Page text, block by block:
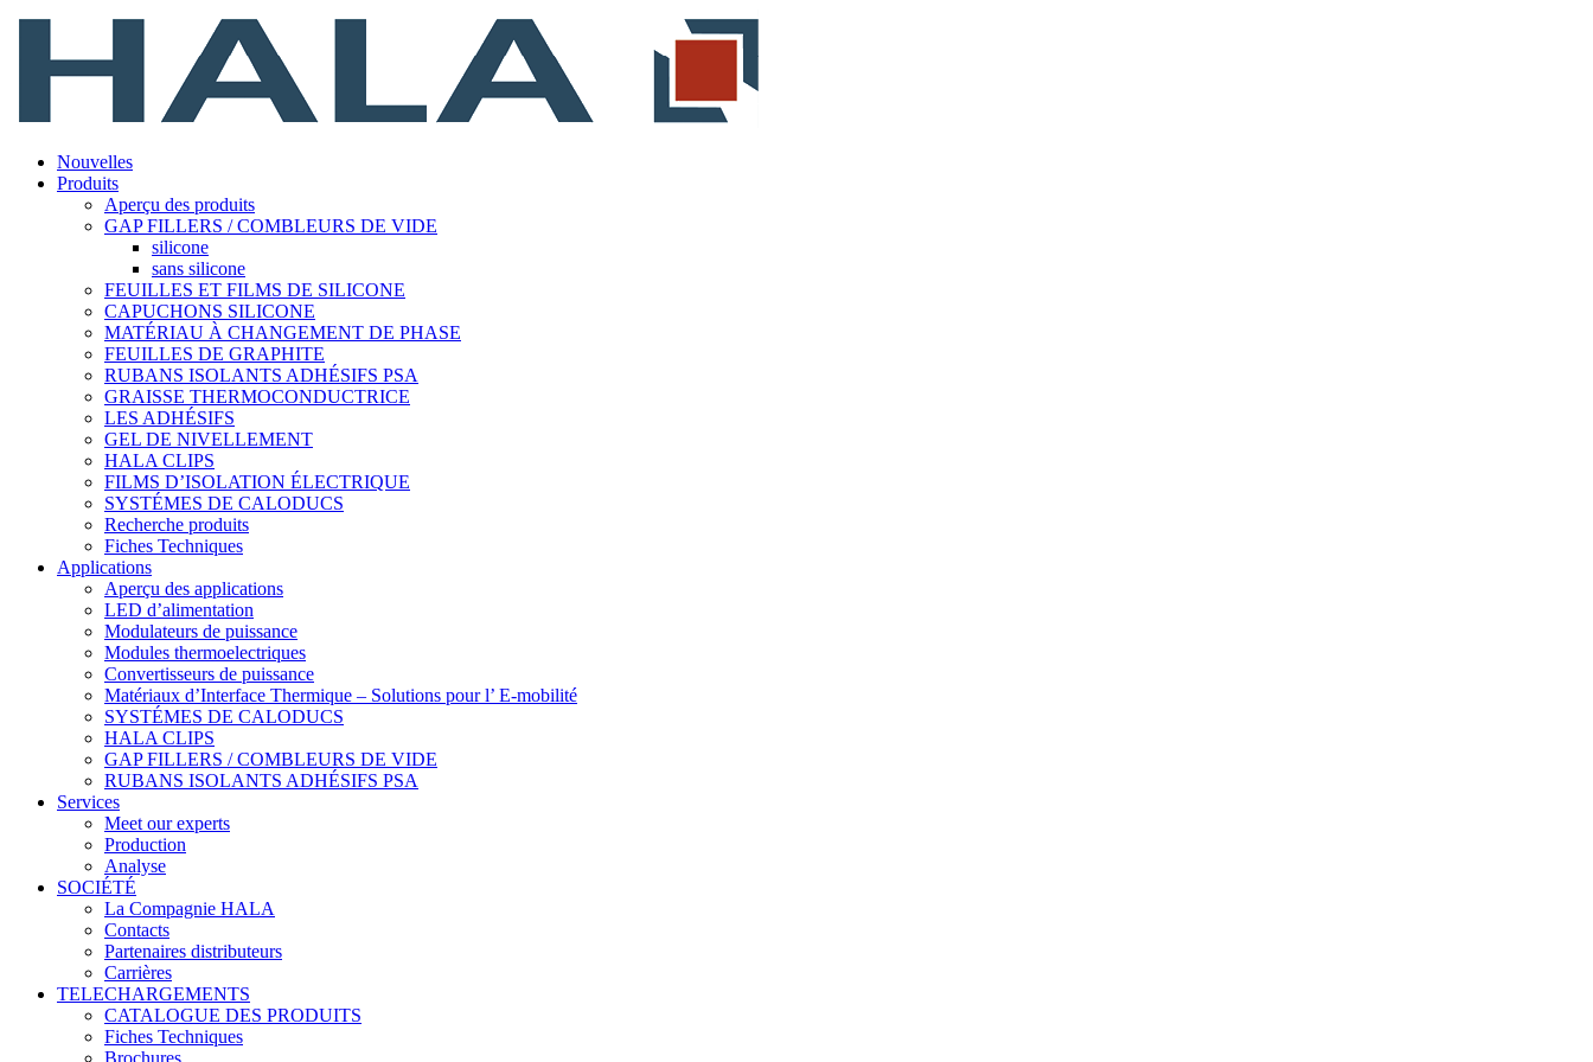
Nouvelles
Produits
Aperçu des produits
GAP FILLERS / COMBLEURS DE VIDE
silicone
sans silicone
FEUILLES ET FILMS DE SILICONE
CAPUCHONS SILICONE
MATÉRIAU À CHANGEMENT DE PHASE
FEUILLES DE GRAPHITE
RUBANS ISOLANTS ADHÉSIFS PSA
GRAISSE THERMOCONDUCTRICE
LES ADHÉSIFS
GEL DE NIVELLEMENT
HALA CLIPS
FILMS D’ISOLATION ÉLECTRIQUE
SYSTÉMES DE CALODUCS
Recherche produits
Fiches Techniques
Applications
Aperçu des applications
LED d’alimentation
Modulateurs de puissance
Modules thermoelectriques
Convertisseurs de puissance
Matériaux d’Interface Thermique – Solutions pour l’ E-mobilité
SYSTÉMES DE CALODUCS
HALA CLIPS
GAP FILLERS / COMBLEURS DE VIDE
RUBANS ISOLANTS ADHÉSIFS PSA
Services
Meet our experts
Production
Analyse
SOCIÉTÉ
La Compagnie HALA
Contacts
Partenaires distributeurs
Carrières
TELECHARGEMENTS
CATALOGUE DES PRODUITS
Fiches Techniques
Brochures